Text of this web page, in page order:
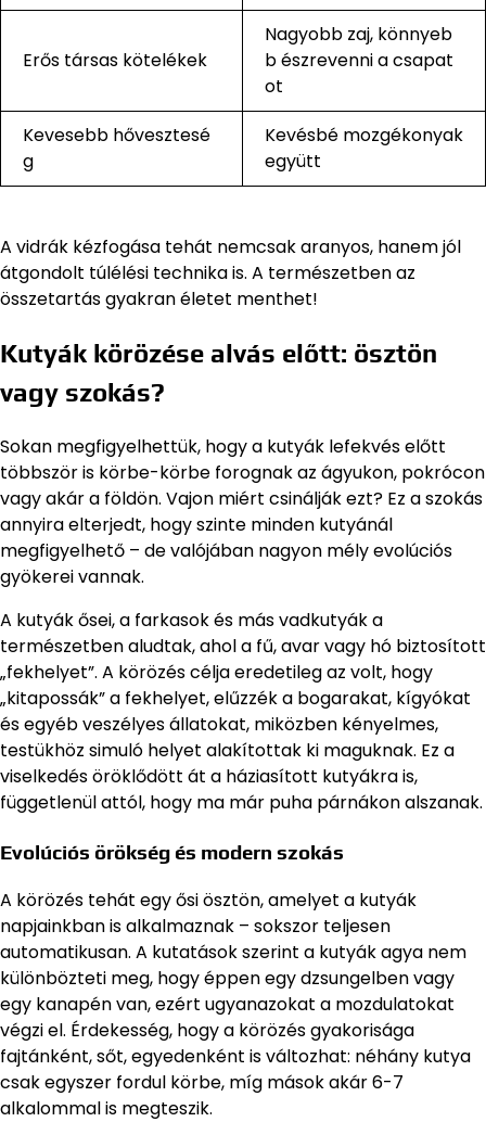
Erős társas kötelékek
Nagyobb zaj, könnyeb
b észrevenni a csapat
ot
Kevesebb hővesztesé
g
Kevésbé mozgékonyak
együtt
A vidrák kézfogása tehát nemcsak aranyos, hanem jól
átgondolt túlélési technika is. A természetben az
összetartás gyakran életet menthet!
Kutyák körözése alvás előtt: ösztön
vagy szokás?
Sokan megfigyelhettük, hogy a kutyák lefekvés előtt
többször is körbe-körbe forognak az ágyukon, pokrócon
vagy akár a földön. Vajon miért csinálják ezt? Ez a szokás
annyira elterjedt, hogy szinte minden kutyánál
megfigyelhető – de valójában nagyon mély evolúciós
gyökerei vannak.
A kutyák ősei, a farkasok és más vadkutyák a
természetben aludtak, ahol a fű, avar vagy hó biztosított
„fekhelyet”. A körözés célja eredetileg az volt, hogy
„kitapossák” a fekhelyet, elűzzék a bogarakat, kígyókat
és egyéb veszélyes állatokat, miközben kényelmes,
testükhöz simuló helyet alakítottak ki maguknak. Ez a
viselkedés öröklődött át a háziasított kutyákra is,
függetlenül attól, hogy ma már puha párnákon alszanak.
Evolúciós örökség és modern szokás
A körözés tehát egy ősi ösztön, amelyet a kutyák
napjainkban is alkalmaznak – sokszor teljesen
automatikusan. A kutatások szerint a kutyák agya nem
különbözteti meg, hogy éppen egy dzsungelben vagy
egy kanapén van, ezért ugyanazokat a mozdulatokat
végzi el. Érdekesség, hogy a körözés gyakorisága
fajtánként, sőt, egyedenként is változhat: néhány kutya
csak egyszer fordul körbe, míg mások akár 6-7
alkalommal is megteszik.